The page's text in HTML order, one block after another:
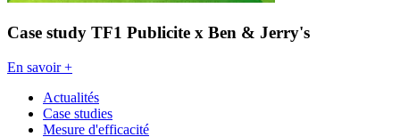
Case study TF1 Publicite x Ben & Jerry's
En savoir +
Actualités
Case studies
Mesure d'efficacité